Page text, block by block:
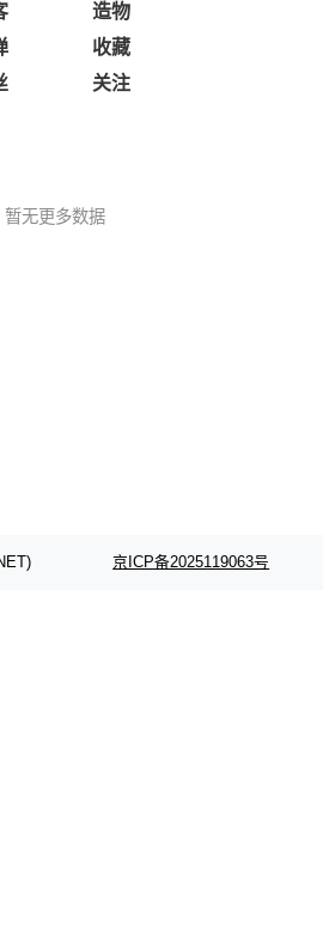
造物
收藏
关注
暂无更多数据
京ICP备2025119063号